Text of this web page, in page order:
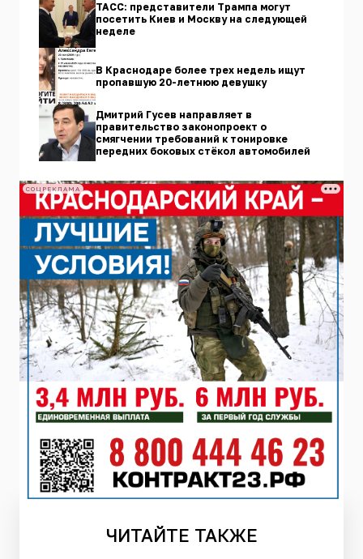
ТАСС: представители Трампа могут
посетить Киев и Москву на следующей
неделе
В Краснодаре более трех недель ищут
пропавшую 20-летнюю девушку
Дмитрий Гусев направляет в
правительство законопроект о
смягчении требований к тонировке
передних боковых стёкол автомобилей
СОЦРЕКЛАМА
ЧИТАЙТЕ ТАКЖЕ